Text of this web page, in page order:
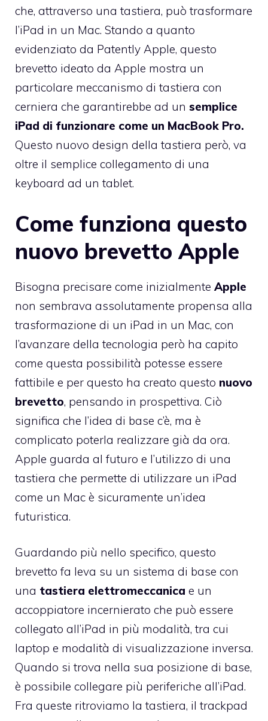
che, attraverso una tastiera, può trasformare
l’iPad in un Mac. Stando a quanto
evidenziato da Patently Apple, questo
brevetto ideato da Apple mostra un
particolare meccanismo di tastiera con
cerniera che garantirebbe ad un semplice
iPad di funzionare come un MacBook Pro.
Questo nuovo design della tastiera però, va
oltre il semplice collegamento di una
keyboard ad un tablet.
Come funziona questo
nuovo brevetto Apple
Bisogna precisare come inizialmente Apple
non sembrava assolutamente propensa alla
trasformazione di un iPad in un Mac, con
l’avanzare della tecnologia però ha capito
come questa possibilità potesse essere
fattibile e per questo ha creato questo nuovo
brevetto, pensando in prospettiva. Ciò
significa che l’idea di base c’è, ma è
complicato poterla realizzare già da ora.
Apple guarda al futuro e l’utilizzo di una
tastiera che permette di utilizzare un iPad
come un Mac è sicuramente un’idea
futuristica.
Guardando più nello specifico, questo
brevetto fa leva su un sistema di base con
una tastiera elettromeccanica e un
accoppiatore incernierato che può essere
collegato all’iPad in più modalità, tra cui
laptop e modalità di visualizzazione inversa.
Quando si trova nella sua posizione di base,
è possibile collegare più periferiche all’iPad.
Fra queste ritroviamo la tastiera, il trackpad